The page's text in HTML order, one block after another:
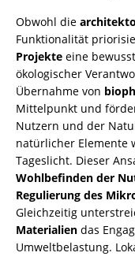
Obwohl die
Funktionalität
Projekte eine
ökologischer
Übernahme von
Mittelpunkt und
Nutzern und der
natürlicher Elemente
Tageslicht. Dieser
Wohlbefinden der
Regulierung des
Gleichzeitig
Materialien das
Umweltbelastung.